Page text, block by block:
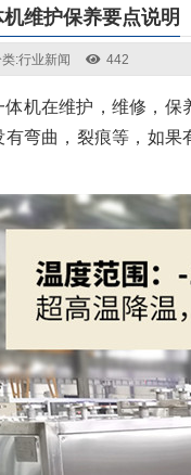
维护保养要点说明
:行业新闻 442
体机在维护，维修，
弯曲，裂痕等，如